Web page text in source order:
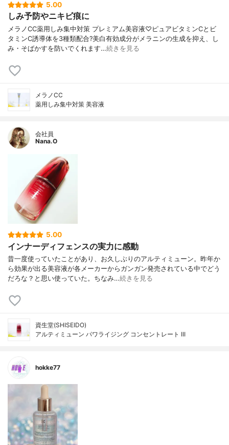
5.00
しみ予防やニキビ痕に
メラノCC薬用しみ集中対策 プレミアム美容液♡ピュアビタミンCとビ
タミンC誘導体を3種類配合?美白有効成分がメラニンの生成を抑え、し
み・そばかすを防いでくれます…続きを見る
メラノCC
薬用しみ集中対策 美容液
会社員
Nana.O
5.00
インナーディフェンスの実力に感動
昔一度使っていたことがあり、お久しぶりのアルティミューン。昨年か
ら効果が出る美容液が各メーカーからガンガン発売されている中でどう
だろな？と思い使っていた。ちなみ…続きを見る
資生堂(SHISEIDO)
アルティミューン パワライジング コンセントレート III
hokke77